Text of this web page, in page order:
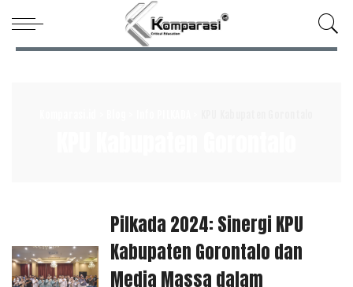
Pilkada 2024: Sinergi KPU
Kabupaten Gorontalo dan
Media Massa dalam